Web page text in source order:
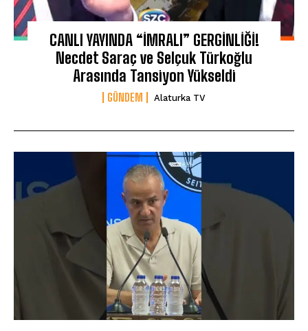
CANLI YAYINDA “İMRALI” GERGİNLİĞİ!
Necdet Saraç ve Selçuk Türkoğlu
Arasında Tansiyon Yükseldi
GÜNDEM Alaturka TV